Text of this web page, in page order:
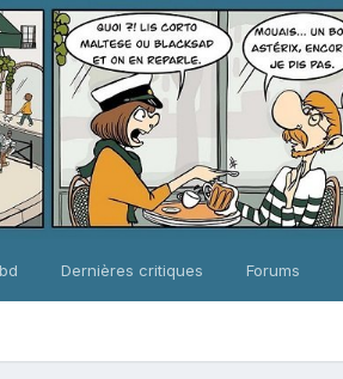
Dernières critiques Forums